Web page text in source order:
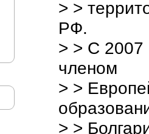
> >
РФ.
> > С 2007
членом
> >
> >